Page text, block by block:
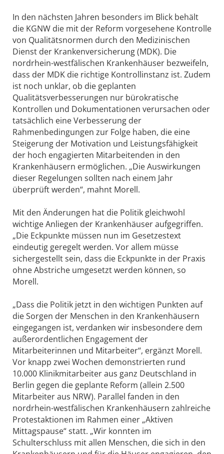
In den nächsten Jahren besonders im Blick behält
die KGNW die mit der Reform vorgesehene Kontrolle
von Qualitätsnormen durch den Medizinischen
Dienst der Krankenversicherung (MDK). Die
nordrhein-westfälischen Krankenhäuser bezweifeln,
dass der MDK die richtige Kontrollinstanz ist. Zudem
ist noch unklar, ob die geplanten
Qualitätsverbesserungen nur bürokratische
Kontrollen und Dokumentationen verursachen oder
tatsächlich eine Verbesserung der
Rahmenbedingungen zur Folge haben, die eine
Steigerung der Motivation und Leistungsfähigkeit
der hoch engagierten Mitarbeitenden in den
Krankenhäusern ermöglichen. „Die Auswirkungen
dieser Regelungen sollten nach einem Jahr
überprüft werden“, mahnt Morell.
Mit den Änderungen hat die Politik gleichwohl
wichtige Anliegen der Krankenhäuser aufgegriffen.
„Die Eckpunkte müssen nun im Gesetzestext
eindeutig geregelt werden. Vor allem müsse
sichergestellt sein, dass die Eckpunkte in der Praxis
ohne Abstriche umgesetzt werden können, so
Morell.
„Dass die Politik jetzt in den wichtigen Punkten auf
die Sorgen der Menschen in den Krankenhäusern
eingegangen ist, verdanken wir insbesondere dem
außerordentlichen Engagement der
Mitarbeiterinnen und Mitarbeiter“, ergänzt Morell.
Vor knapp zwei Wochen demonstrierten rund
10.000 Klinikmitarbeiter aus ganz Deutschland in
Berlin gegen die geplante Reform (allein 2.500
Mitarbeiter aus NRW). Parallel fanden in den
nordrhein-westfälischen Krankenhäusern zahlreiche
Protestaktionen im Rahmen einer „Aktiven
Mittagspause“ statt. „Wir konnten im
Schulterschluss mit allen Menschen, die sich in den